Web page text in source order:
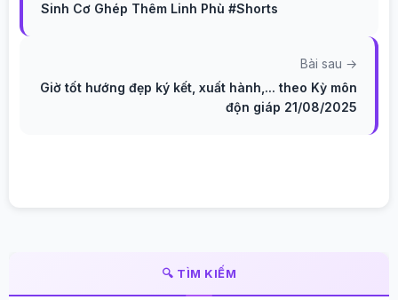
Sinh Cơ Ghép Thêm Linh Phù #Shorts
Bài sau →
Giờ tốt hướng đẹp ký kết, xuất hành,... theo Kỳ môn
độn giáp 21/08/2025
🔍 TÌM KIẾM